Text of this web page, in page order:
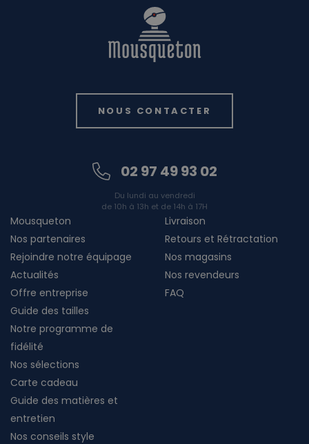
NOUS CONTACTER
02 97 49 93 02
Du lundi au vendredi
de 10h à 13h et de 14h à 17H
Mousqueton
Nos partenaires
Rejoindre notre équipage
Actualités
Offre entreprise
Livraison
Retours et Rétractation
Nos magasins
Nos revendeurs
FAQ
Guide des tailles
Notre programme de
fidélité
Nos sélections
Carte cadeau
Guide des matières et
entretien
Nos conseils style